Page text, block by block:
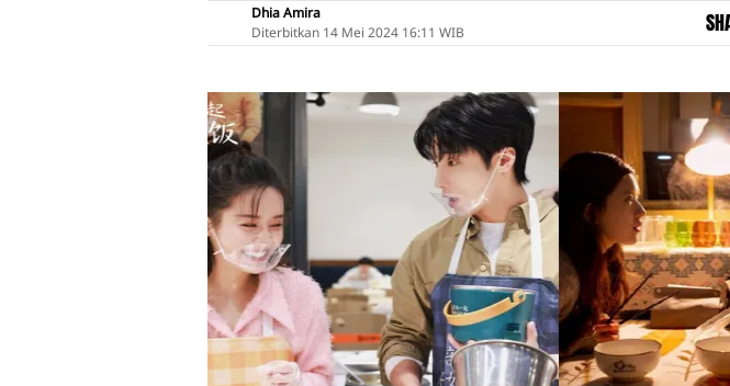
Dhia Amira
Diterbitkan 14 Mei 2024 16:11 WIB